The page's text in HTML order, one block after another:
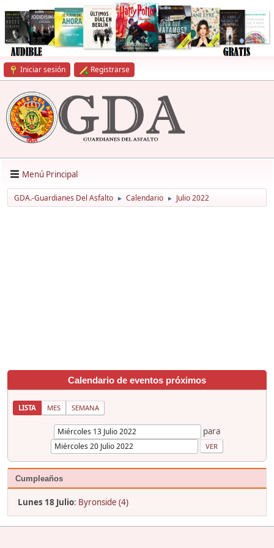
Iniciar sesión Registrarse
Menú Principal
GDA.-Guardianes Del Asfalto ► Calendario ► Julio 2022
Calendario de eventos próximos
LISTA MES SEMANA
para
Cumpleaños
Lunes 18 Julio: Byronside (4)